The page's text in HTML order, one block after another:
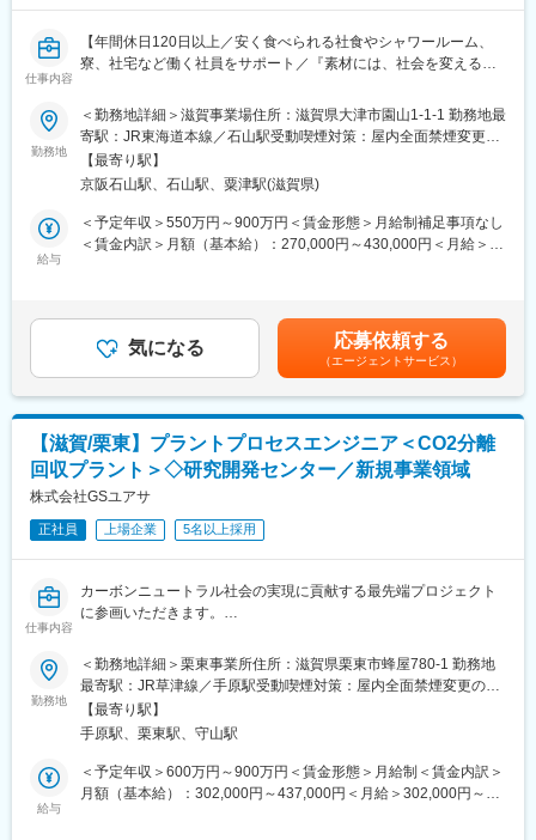
・財務の健全性 → 自己資本比率50％以上で安定した経営基盤。
長期取引と高付加価値製品 → 大口顧客との継続契約で収益が安定
変更の範囲：会社の定める業務
SAWフィルタやMEMSセンサをはじめとした新規デバイスに向け
て、
「将来、どんな薄膜技術があれば市場で勝てるのか」
を構想段階から考え、技術として形にしていく役割を担っていま
現在、開発テーマ数・重要度ともに年々高まっており、中長期視
点で新しい発想を主体的に推進していただける方を、中途採用で
迎え入れたいと考えています。
◇連携地域…金沢村田製作所、ヨーロッパ、米国、など
◇フレックス制度を適用、標準的な勤務時間は9:00-17:30
【事業の一歩先を見据えた技術開発】
事業部が「市場に近い商品化」を担うのに対し、本部署は数年先
に必要となる薄膜技術を先行して仕込む役割を担います。
【テーマ提案型の研究開発】
事業部からの要望対応もありますが、「この技術があれば将来の
顧客獲得につながるのでは」という観点で自らテーマを設計し、
事業部へ提案することが可能です。
～プロセス条件～デバイス特性までを一気通貫で検討することが
可能です。
変更の範囲：会社の定める業務
仕事内容
【年間休日120日以上／安く食べられる社食やシャワールーム、
寮、社宅など働く社員をサポート／『素材には、社会を変える力
◆業務内容
当社が得意とする樹脂製フィルム製品について、フィルムへのコ
ーティング（Wet/Dry)加工の条件検討、品質改善、量産化検討、
フィルム加工品の特性や設計に関するお客様とのすり合わせ開発
など、技術開発全般を担当いただきます。
86％（2023年度）
・割安な自己負担金額で住める独身寮や家族用社宅（借上物件又
・カフェテリアプラン
（会社が提示するメニューから決められた範囲で、自由に選択し
利用できる制度。住宅、財産形成、健康、育児、自己啓発等のメ
ニューを対象として、年間104,600円相当の補助を受けることが
出来ます。）
・社員食堂あり（本社以外）滋賀事業場の社員食堂は2つありま
す。日替わりで4種類の中から好みのメニューを選択することがで
き、価格もお手頃なことから、日々多くの東レおよび東レグルー
プ社員が食堂を利用しています。
滋賀事業場は東レ創業の地であり、レーヨン糸生産工場として
1927年に創業を開始した東レで最も歴史の深い事業場です。ほぼ
全ての事業分野の生産を担うとともに、技術・研究においても東
レおよび東レグループの中心的な役割を果たしています。
変更の範囲：会社の定める業務
勤務地
＜勤務地詳細＞滋賀事業場住所：滋賀県大津市園山1-1-1 勤務地最
寄駅：JR東海道本線／石山駅受動喫煙対策：屋内全面禁煙変更の
範囲：会社の定める事業所（リモートワーク含む）
【最寄り駅】
京阪石山駅、石山駅、粟津駅(滋賀県)
給与
＜予定年収＞550万円～900万円＜賃金形態＞月給制補足事項なし
＜賃金内訳＞月額（基本給）：270,000円～430,000円＜月給＞
額であり、選考を通じて上下する可能性があります。月給(月額)は
固定手当を含めた表記です。
気になる 応募依頼する
（エージェントサービス）
【滋賀/栗東】プラントプロセスエンジニア＜CO2分離
回収プラント＞◇研究開発センター／新規事業領域
株式会社GSユアサ
正社員 上場企業 5名以上採用
仕事内容
カーボンニュートラル社会の実現に貢献する最先端プロジェクト
に参画いただきます。
まで、幅広く携わることができるポジションです。
化学系エンジニアとして、機械や制御エンジニアとともに連携し
ながら業務を行います。
■仕事内容：具体的には
◇CO2分離回収システムの研究開発
・要素プロセスの設計・検討
勤務地
＜勤務地詳細＞栗東事業所住所：滋賀県栗東市蜂屋780-1 勤務地
最寄駅：JR草津線／手原駅受動喫煙対策：屋内全面禁煙変更の範
囲：会社の定める事業所（リモートワーク含む）
【最寄り駅】
手原駅、栗東駅、守山駅
給与
＜予定年収＞600万円～900万円＜賃金形態＞月給制＜賃金内訳＞
月額（基本給）：302,000円～437,000円＜月給＞302,000円～